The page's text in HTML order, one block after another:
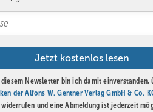
mehrfach ausgezeichnet.
Werkstoffe und moderne
sowie eine strategische
„Unsere Wurzeln liegen im
Jahre wünschen wir uns, dass
auf der Höhe der Zeit, personell mit
diesem Newsletter bin ich damit
der Alfons W. Gentner Verlag GmbH & Co.
und eine Abmeldung ist jederzeit